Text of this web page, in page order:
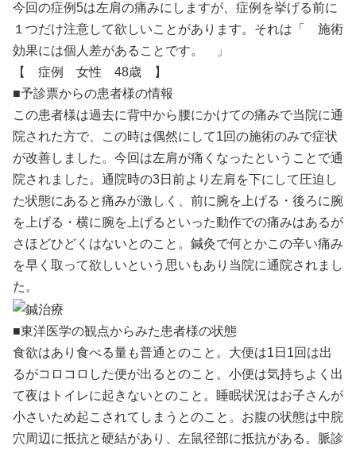
今回の症例5は左肩の痛みにしますが、症例を挙げる前に
１つだけ注意して欲しいことがあります。それは「 施術
効果には個人差があることです。 」
【 症例 女性 48歳 】
■予診票からの患者様の情報
この患者様は過去に背中から腰にかけての痛みで当院に通
院された方で、この時は偶然にして1回の施術のみで症状
が改善しました。今回は左肩が痛くなったということで通
院されました。通院時の3日前より左肩を下にして圧迫し
た状態にあると痛みが激しく、前に腕を上げる・後ろに腕
を上げる・横に腕を上げるといった動作での痛みはあるが
さほどひどくはないとのこと。鍼灸で何とかこの辛い痛み
を早く取って欲しいという思いもあり当院に通院されまし
た。
■東洋医学の観点からみた患者様の状態
食欲はあり食べる量も普通とのこと。大便は1日1回は出
るがコロコロした便が出るとのこと。小便は気持ちよく出
て夜はトイレに起きないとのこと。睡眠状況はお子さんが
小さいため起こされてしまうとのこと。お腹の状態は中脘
穴周辺に抵抗と硬結があり、左鼠径部に抵抗がある。脈診